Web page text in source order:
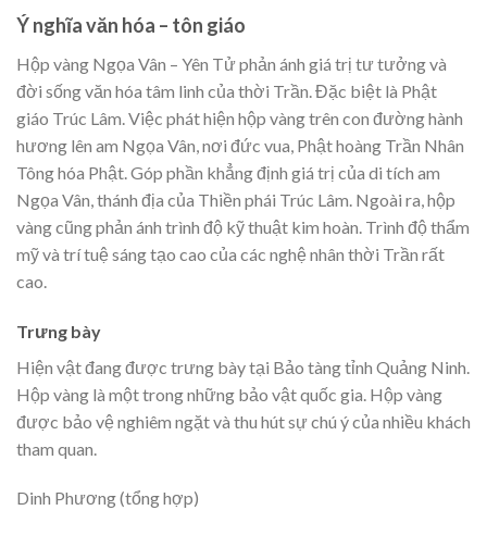
Ý nghĩa văn hóa – tôn giáo
Hộp vàng Ngọa Vân – Yên Tử phản ánh giá trị tư tưởng và
đời sống văn hóa tâm linh của thời Trần. Đặc biệt là Phật
giáo Trúc Lâm. Việc phát hiện hộp vàng trên con đường hành
hương lên am Ngọa Vân, nơi đức vua, Phật hoàng Trần Nhân
Tông hóa Phật. Góp phần khẳng định giá trị của di tích am
Ngọa Vân, thánh địa của Thiền phái Trúc Lâm. Ngoài ra, hộp
vàng cũng phản ánh trình độ kỹ thuật kim hoàn. Trình độ thẩm
mỹ và trí tuệ sáng tạo cao của các nghệ nhân thời Trần rất
cao.
Trưng bày
Hiện vật đang được trưng bày tại Bảo tàng tỉnh Quảng Ninh.
Hộp vàng là một trong những bảo vật quốc gia. Hộp vàng
được bảo vệ nghiêm ngặt và thu hút sự chú ý của nhiều khách
tham quan.
Dinh Phương (tổng hợp)